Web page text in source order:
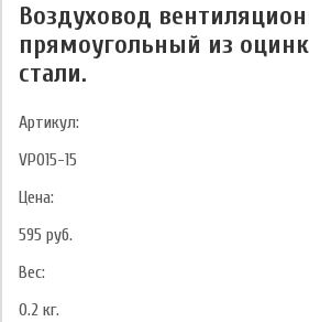
Воздуховод
прямоугольный из
стали.
Артикул:
VPO15-15
Цена:
595 руб.
Вес:
0.2 кг.